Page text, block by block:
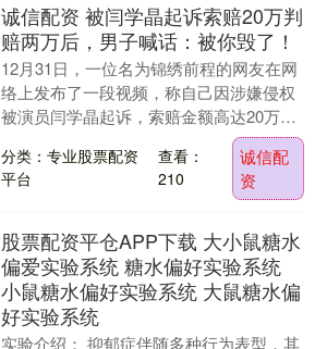
诚信配资 被闫学晶起诉索赔20万判
赔两万后，男子喊话：被你毁了！
12月31日，一位名为锦绣前程的网友在网
络上发布了一段视频，称自己因涉嫌侵权
被演员闫学晶起诉，索赔金额高达20万
元，但最终法院判定赔偿仅为2万元。在视
频中，这位....
分类：专业股票配资
平台
查看：
210
诚信配
资
股票配资平仓APP下载 大小鼠糖水
偏爱实验系统 糖水偏好实验系统
小鼠糖水偏好实验系统 大鼠糖水偏
好实验系统
实验介绍： 抑郁症伴随多种行为表型，其